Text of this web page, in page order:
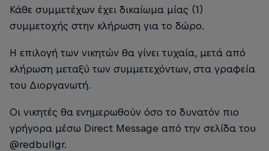
Κάθε συμμετέχων έχει δικαίωμα μίας (1)
συμμετοχής στην κλήρωση για το δώρο.
Η επιλογή των νικητών θα γίνει τυχαία, μετά από
κλήρωση μεταξύ των συμμετεχόντων, στα γραφεία
του Διοργανωτή.
Οι νικητές θα ενημερωθούν όσο το δυνατόν πιο
γρήγορα μέσω Direct Message από την σελίδα του
@redbullgr.